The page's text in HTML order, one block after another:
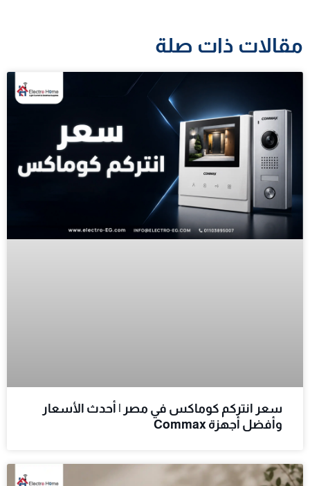
مقالات ذات صلة
سعر انتركم كوماكس في مصر | أحدث الأسعار
وأفضل أجهزة Commax